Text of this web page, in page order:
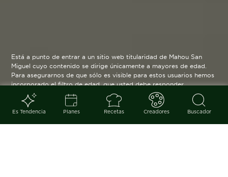
Está a punto de entrar a un sitio web titularidad de Mahou San
Miguel cuyo contenido se dirige únicamente a mayores de edad.
Para asegurarnos de que sólo es visible para estos usuarios hemos
incorporado el filtro de edad, que usted debe responder
verazmente. Su funcionamiento es posible gracias a la utilización
de cookies técnicas que resultan estrictamente necesarias y que
serán eliminadas cuando salga de esta web.
Es Tendencia Planes Recetas Creadores Buscador